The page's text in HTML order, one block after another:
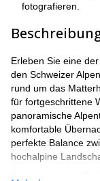
fotografieren.
Erleben Sie eine
den Schweizer
rund um das
für fortgeschrittene
panoramische
komfortable
perfekte Balance
hochalpine